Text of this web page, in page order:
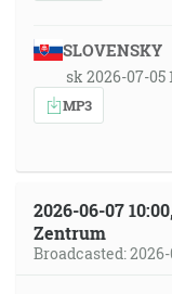
SLOVENSKY
sk 2026-07-05
MP3
2026-06-07
Zentrum
Broadcasted: 2026-